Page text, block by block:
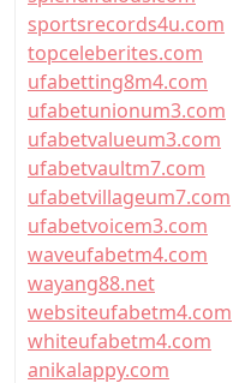
sportsrecords4u.com
topceleberites.com
ufabetting8m4.com
ufabetunionum3.com
ufabetvalueum3.com
ufabetvaultm7.com
ufabetvillageum7.com
ufabetvoicem3.com
waveufabetm4.com
wayang88.net
websiteufabetm4.com
whiteufabetm4.com
anikalappy.com